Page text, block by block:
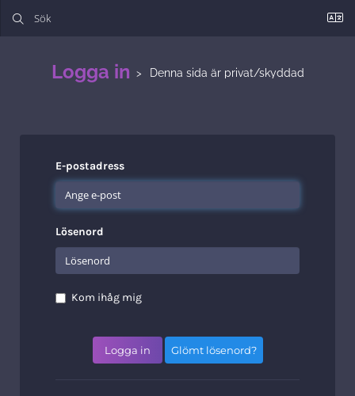
Logga in Denna sida är privat/skyddad
E-postadress
Lösenord
Kom ihåg mig
Glömt lösenord?